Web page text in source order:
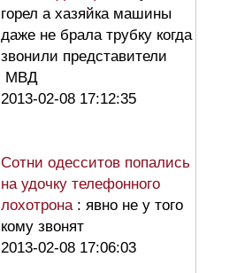
горел а хазяйка машины
даже не брала трубку когда
звонили представители
МВД
2013-02-08 17:12:35
Сотни одесситов попались
на удочку телефонного
лохотрона : явно не у того
кому звонят
2013-02-08 17:06:03